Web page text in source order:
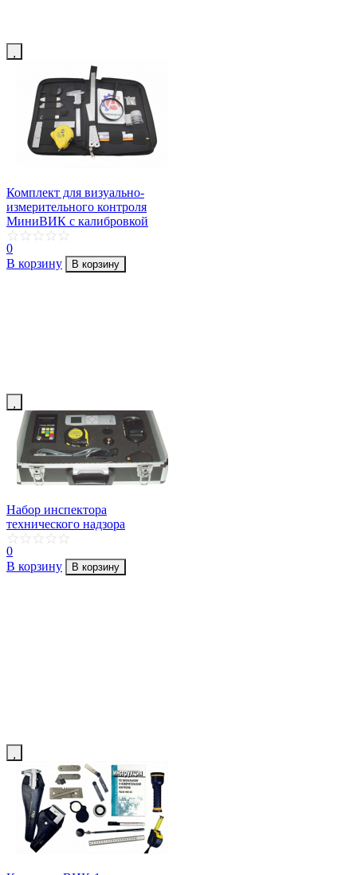
Комплект для визуально-
измерительного контроля
МиниВИК с калибровкой
0
В корзину
В корзину
Набор инспектора
технического надзора
0
В корзину
В корзину